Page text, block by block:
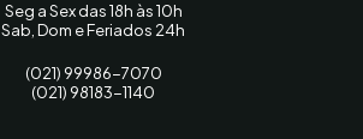
Seg a Sex das 18h às 10h
Sab, Dom e Feriados 24h
(021) 99986-7070
(021) 98183-1140